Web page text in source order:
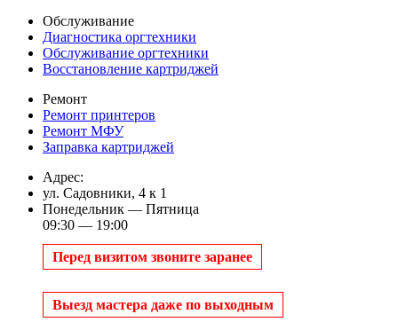
Обслуживание
Диагностика оргтехники
Обслуживание оргтехники
Восстановление картриджей
Ремонт
Ремонт принтеров
Ремонт МФУ
Заправка картриджей
Адрес:
ул. Садовники, 4 к 1
Понедельник — Пятница
09:30 — 19:00
Перед визитом звоните заранее
Выезд мастера даже по выходным